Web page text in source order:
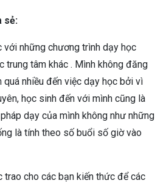
sẻ:
với những chương trình dạy học
trung tâm khác . Mình không đăng
quá nhiều đến việc dạy học bởi vì
học sinh đến với mình cũng là
dạy của mình không như những
là tính theo số buổi số giờ vào
trao cho các bạn kiến thức để các